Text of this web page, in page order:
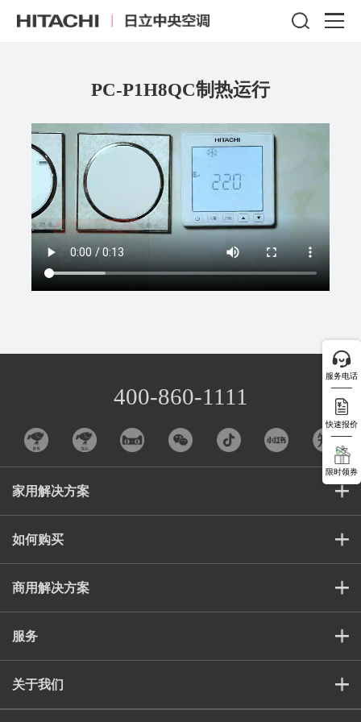
PC-P1H8QC制热运行
400-860-1111
家用解决方案
如何购买
商用解决方案
服务
关于我们
服务电话
快速报价
限时领券